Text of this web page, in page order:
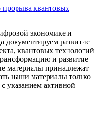
прорыва квантовых
экономике и
документируем развитие
квантовых технологий
и развитие
материалы принадлежат
наши материалы только
указанием активной